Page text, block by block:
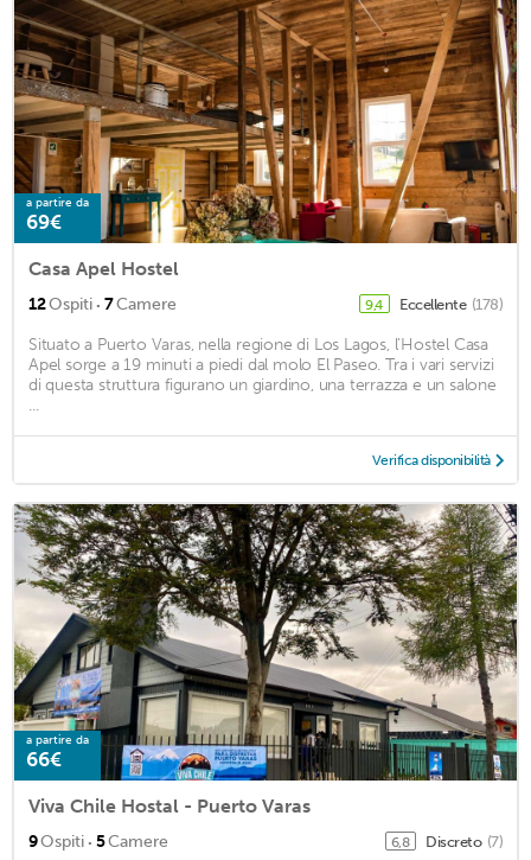
a partire da
69€
Casa Apel Hostel
12Ospiti · 7Camere 9,4 Eccellente (178)
Situato a Puerto Varas, nella regione di Los Lagos, l'Hostel Casa
Apel sorge a 19 minuti a piedi dal molo El Paseo. Tra i vari servizi
di questa struttura figurano un giardino, una terrazza e un salone
...
Verifica disponibilità
a partire da
66€
Viva Chile Hostal - Puerto Varas
9Ospiti · 5Camere 6,8 Discreto (7)